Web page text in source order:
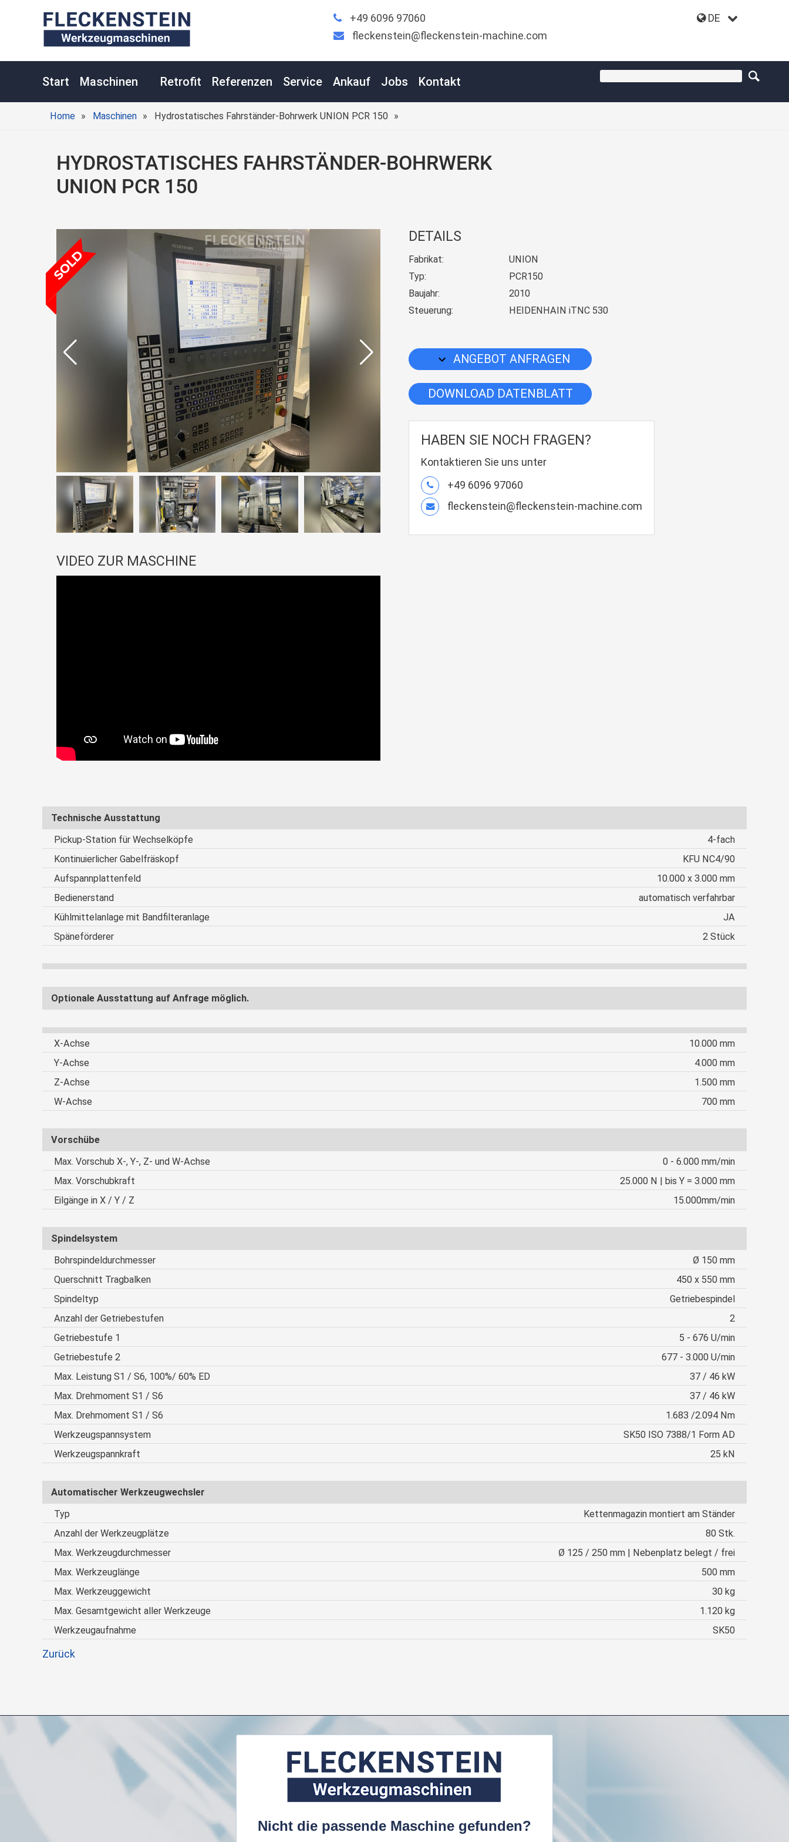
+49 6096 97060
fleckenstein@fleckenstein-machine.com
DE
Start Maschinen Retrofit Referenzen Service Ankauf Jobs Kontakt
Home Maschinen Hydrostatisches Fahrständer-Bohrwerk UNION PCR 150
HYDROSTATISCHES FAHRSTÄNDER-BOHRWERK
UNION PCR 150
VIDEO ZUR MASCHINE
DETAILS
Fabrikat:
UNION
Typ:
PCR150
Baujahr:
2010
Steuerung:
HEIDENHAIN iTNC 530
ANGEBOT ANFRAGEN
DOWNLOAD DATENBLATT
HABEN SIE NOCH FRAGEN?
Kontaktieren Sie uns unter
+49 6096 97060
fleckenstein@fleckenstein-machine.com
Technische Ausstattung
Pickup-Station für Wechselköpfe
4-fach
Kontinuierlicher Gabelfräskopf
KFU NC4/90
Aufspannplattenfeld
10.000 x 3.000 mm
Bedienerstand
automatisch verfahrbar
Kühlmittelanlage mit Bandfilteranlage
JA
Späneförderer
2 Stück
Optionale Ausstattung auf Anfrage möglich.
X-Achse
10.000 mm
Y-Achse
4.000 mm
Z-Achse
1.500 mm
W-Achse
700 mm
Vorschübe
Max. Vorschub X-, Y-, Z- und W-Achse
0 - 6.000 mm/min
Max. Vorschubkraft
25.000 N | bis Y = 3.000 mm
Eilgänge in X / Y / Z
15.000mm/min
Spindelsystem
Bohrspindeldurchmesser
Ø 150 mm
Querschnitt Tragbalken
450 x 550 mm
Spindeltyp
Getriebespindel
Anzahl der Getriebestufen
2
Getriebestufe 1
5 - 676 U/min
Getriebestufe 2
677 - 3.000 U/min
Max. Leistung S1 / S6, 100%/ 60% ED
37 / 46 kW
Max. Drehmoment S1 / S6
37 / 46 kW
Max. Drehmoment S1 / S6
1.683 /2.094 Nm
Werkzeugspannsystem
SK50 ISO 7388/1 Form AD
Werkzeugspannkraft
25 kN
Automatischer Werkzeugwechsler
Typ
Kettenmagazin montiert am Ständer
Anzahl der Werkzeugplätze
80 Stk.
Max. Werkzeugdurchmesser
Ø 125 / 250 mm | Nebenplatz belegt / frei
Max. Werkzeuglänge
500 mm
Max. Werkzeuggewicht
30 kg
Max. Gesamtgewicht aller Werkzeuge
1.120 kg
Werkzeugaufnahme
SK50
Zurück
Nicht die passende Maschine gefunden?